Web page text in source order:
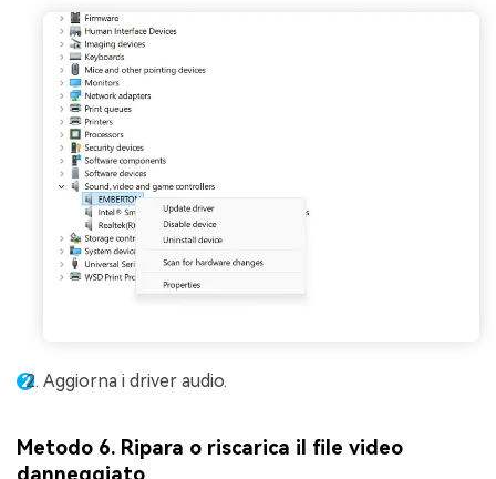
Aggiorna i driver audio.
Metodo 6. Ripara o riscarica il file video
danneggiato